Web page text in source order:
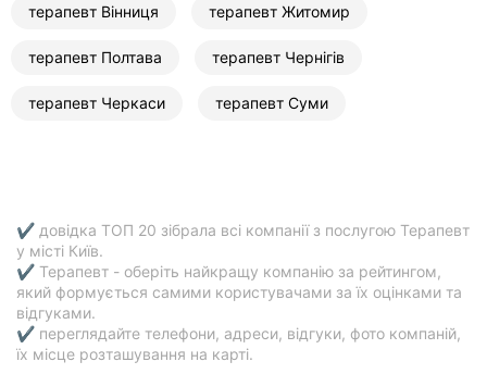
терапевт Вінниця терапевт Житомир
терапевт Полтава терапевт Чернігів
терапевт Черкаси терапевт Суми
✔ довідка ТОП 20 зібрала всі компанії з послугою Терапевт
у місті Київ.
✔ Терапевт - оберіть найкращу компанію за рейтингом,
який формується самими користувачами за їх оцінками та
відгуками.
✔ переглядайте телефони, адреси, відгуки, фото компаній,
їх місце розташування на карті.